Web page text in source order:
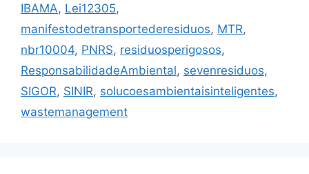
IBAMA, Lei12305,
manifestodetransportederesiduos, MTR,
nbr10004, PNRS, residuosperigosos,
ResponsabilidadeAmbiental, sevenresiduos,
SIGOR, SINIR, solucoesambientaisinteligentes,
wastemanagement